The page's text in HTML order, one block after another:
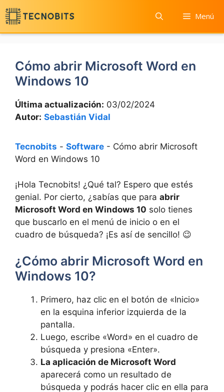
Saltar
al
contenido
Menú
Cómo abrir Microsoft Word en
Windows 10
Última actualización: 03/02/2024
Autor: Sebastián Vidal
Tecnobits - Software - Cómo abrir Microsoft
Word en Windows 10
¡Hola Tecnobits! ¿Qué tal? Espero que estés
genial. Por cierto, ¿sabías que para abrir
Microsoft Word en Windows 10 solo tienes
que buscarlo en el menú de inicio o en el
cuadro de búsqueda? ¡Es así de sencillo! 😉
¿Cómo abrir Microsoft Word en
Windows 10?
Primero, haz clic en el botón de «Inicio»
en la esquina inferior izquierda de la
pantalla.
Luego, escribe «Word» en el cuadro de
búsqueda y presiona «Enter».
La aplicación de Microsoft Word
aparecerá como un resultado de
búsqueda y podrás hacer clic en ella para